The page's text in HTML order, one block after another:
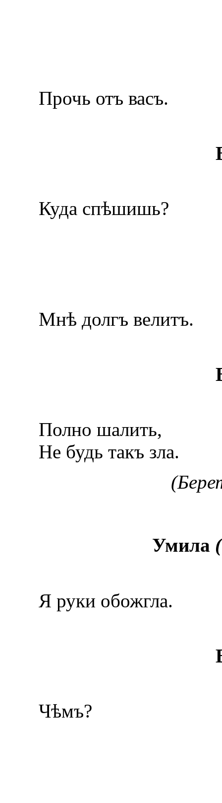
Прочь отъ васъ.
Куда спѣшишь?
Мнѣ долгъ велитъ.
Полно шалить,
He будь такъ зла.
Умила
Я руки обожгла.
Чѣмъ?